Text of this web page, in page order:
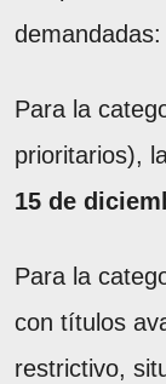
demandadas:
Para la
prioritarios),
15 de
Para la
con títulos
restrictivo,